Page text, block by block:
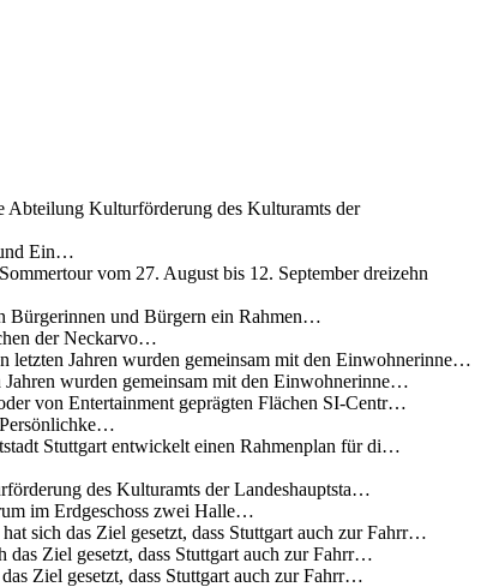
Abteilung Kulturförderung des Kulturamts der
Ein…
vom 27. August bis 12. September dreizehn
Bürgerinnen und Bürgern ein Rahmen…
der Neckarvo…
letzten Jahren wurden gemeinsam mit den Einwohnerinne…
wurden gemeinsam mit den Einwohnerinne…
von Entertainment geprägten Flächen SI-Centr…
Stuttgart entwickelt einen Rahmenplan für di…
des Kulturamts der Landeshauptsta…
im Erdgeschoss zwei Halle…
sich das Ziel gesetzt, dass Stuttgart auch zur Fahrr…
Ziel gesetzt, dass Stuttgart auch zur Fahrr…
Ziel gesetzt, dass Stuttgart auch zur Fahrr…